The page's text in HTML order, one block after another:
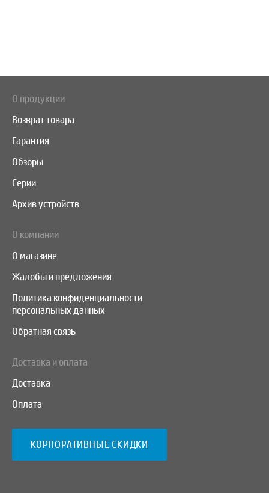
О продукции
Возврат товара
Гарантия
Обзоры
Серии
Архив устройств
О компании
О магазине
Жалобы и предложения
Политика конфиденциальности
персональных данных
Обратная связь
Доставка и оплата
Доставка
Оплата
КОРПОРАТИВНЫЕ СКИДКИ